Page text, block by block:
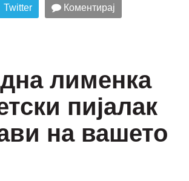
Twitter Коментирај
лименка
пијалак
на вашето